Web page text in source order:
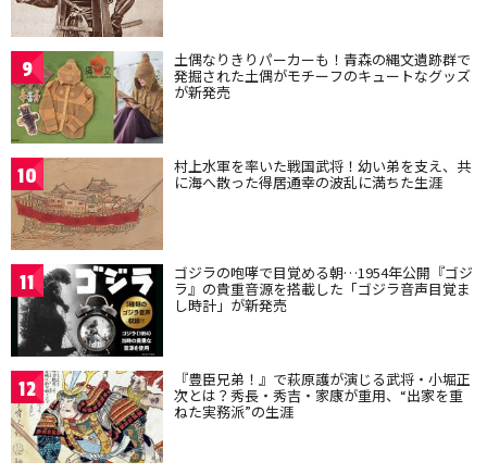
9 土偶なりきりパーカーも！青森の縄文遺跡群で
発掘された土偶がモチーフのキュートなグッズ
が新発売
10 村上水軍を率いた戦国武将！幼い弟を支え、共
に海へ散った得居通幸の波乱に満ちた生涯
11 ゴジラの咆哮で目覚める朝…1954年公開『ゴジ
ラ』の貴重音源を搭載した「ゴジラ音声目覚ま
し時計」が新発売
12 『豊臣兄弟！』で萩原護が演じる武将・小堀正
次とは？秀長・秀吉・家康が重用、“出家を重
ねた実務派”の生涯